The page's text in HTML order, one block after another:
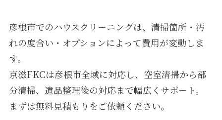
彦根市でのハウスクリーニングは、清掃箇所・汚
れの度合い・オプションによって費用が変動しま
す。
京滋FKCは彦根市全域に対応し、空室清掃から部
分清掃、遺品整理後の対応まで幅広くサポート。
まずは無料見積もりをご依頼ください。